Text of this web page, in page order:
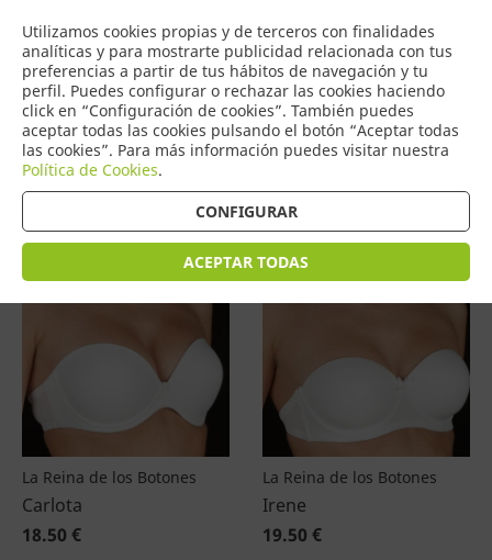
Utilizamos cookies propias y de terceros con finalidades
analíticas y para mostrarte publicidad relacionada con tus
preferencias a partir de tus hábitos de navegación y tu
perfil. Puedes configurar o rechazar las cookies haciendo
click en “Configuración de cookies”. También puedes
aceptar todas las cookies pulsando el botón “Aceptar todas
las cookies”. Para más información puedes visitar nuestra
Política de Cookies.
CONFIGURAR
ACEPTAR TODAS
0
COMERCIO
DE TORRIJOS
Productos (4597)
Ordenar por precio
La Reina de los Botones
Carlota
18.50 €
La Reina de los Botones
Irene
19.50 €